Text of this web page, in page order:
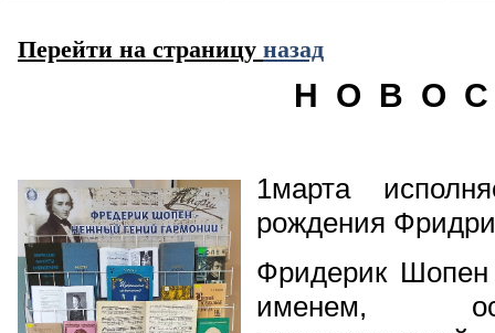
Перейти на страницу назад
Н О В О
1марта
рождения
Фридерик
именем,